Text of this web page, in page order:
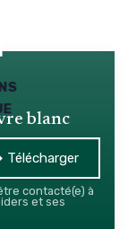
blanc
Télécharger
contacté(e) à
et ses